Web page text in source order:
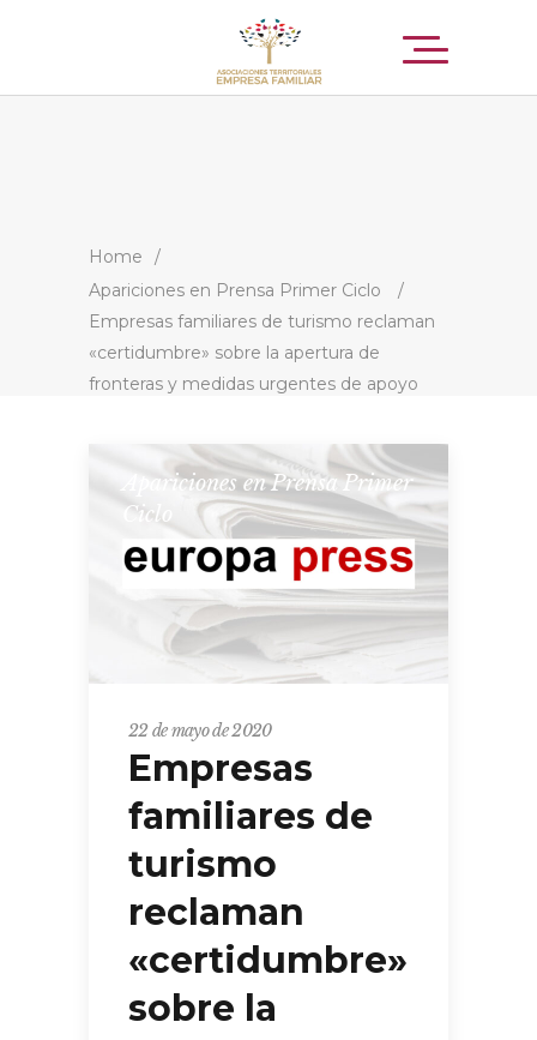
Home
/
Apariciones en Prensa Primer Ciclo
/
Empresas familiares de turismo reclaman
«certidumbre» sobre la apertura de
fronteras y medidas urgentes de apoyo
Apariciones en Prensa Primer
Ciclo
22 de mayo de 2020
Empresas
familiares de
turismo
reclaman
«certidumbre»
sobre la